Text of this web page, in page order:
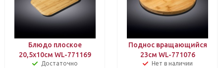
Блюдо плоское
20,5х10см WL-771169
Достаточно
Поднос вращающийся
23см WL-771076
Нет в наличии